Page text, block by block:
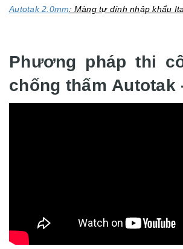
Autotak 2.0mm: Màng tự dính nhập khẩu
Phương pháp thi
chống thấm Autotak